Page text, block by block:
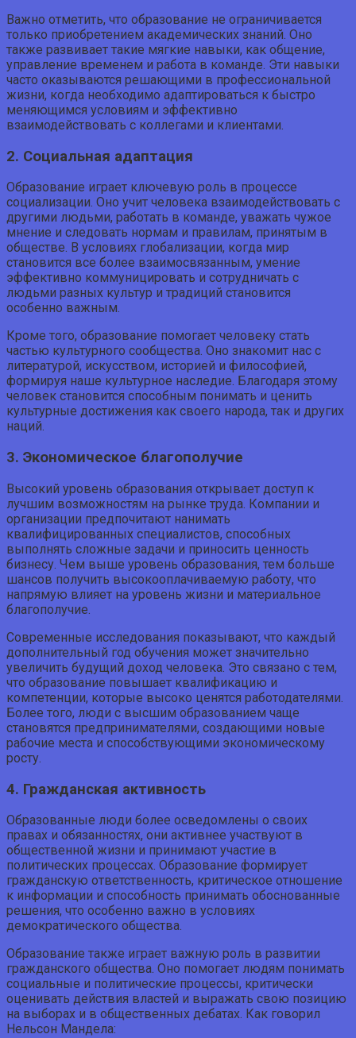
Важно отметить, что образование не ограничивается
только приобретением академических знаний. Оно
также развивает такие мягкие навыки, как общение,
управление временем и работа в команде. Эти навыки
часто оказываются решающими в профессиональной
жизни, когда необходимо адаптироваться к быстро
меняющимся условиям и эффективно
взаимодействовать с коллегами и клиентами.
2. Социальная адаптация
Образование играет ключевую роль в процессе
социализации. Оно учит человека взаимодействовать с
другими людьми, работать в команде, уважать чужое
мнение и следовать нормам и правилам, принятым в
обществе. В условиях глобализации, когда мир
становится все более взаимосвязанным, умение
эффективно коммуницировать и сотрудничать с
людьми разных культур и традиций становится
особенно важным.
Кроме того, образование помогает человеку стать
частью культурного сообщества. Оно знакомит нас с
литературой, искусством, историей и философией,
формируя наше культурное наследие. Благодаря этому
человек становится способным понимать и ценить
культурные достижения как своего народа, так и других
наций.
3. Экономическое благополучие
Высокий уровень образования открывает доступ к
лучшим возможностям на рынке труда. Компании и
организации предпочитают нанимать
квалифицированных специалистов, способных
выполнять сложные задачи и приносить ценность
бизнесу. Чем выше уровень образования, тем больше
шансов получить высокооплачиваемую работу, что
напрямую влияет на уровень жизни и материальное
благополучие.
Современные исследования показывают, что каждый
дополнительный год обучения может значительно
увеличить будущий доход человека. Это связано с тем,
что образование повышает квалификацию и
компетенции, которые высоко ценятся работодателями.
Более того, люди с высшим образованием чаще
становятся предпринимателями, создающими новые
рабочие места и способствующими экономическому
росту.
4. Гражданская активность
Образованные люди более осведомлены о своих
правах и обязанностях, они активнее участвуют в
общественной жизни и принимают участие в
политических процессах. Образование формирует
гражданскую ответственность, критическое отношение
к информации и способность принимать обоснованные
решения, что особенно важно в условиях
демократического общества.
Образование также играет важную роль в развитии
гражданского общества. Оно помогает людям понимать
социальные и политические процессы, критически
оценивать действия властей и выражать свою позицию
на выборах и в общественных дебатах. Как говорил
Нельсон Мандела: